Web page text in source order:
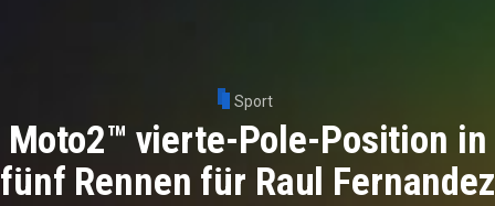
Sport
Moto2™ vierte-Pole-Position in
fünf Rennen für Raul Fernandez